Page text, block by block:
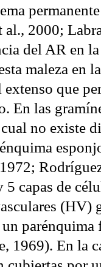
al., 2000;
del AR en
maleza en
que
En las
no existe
5 capas de
parénquima
1969). En la